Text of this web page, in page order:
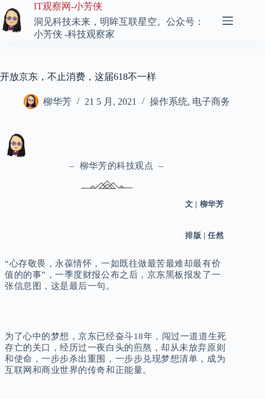
至
内
IT观察网-小芳侠
洞见科技未来，明眸互联星空。公众号：
小芳侠 -科技观察家
开放京东，不止消费，这届618不一样
柳华芳 21 5 月, 2021 操作系统, 电子商务
– 柳华芳的科技观点–
文 | 柳华芳
排版 | 任然
“心存敬畏，永葆情怀，一如既往做最苦最难却最有价
值的的事”，一季度财报公布之后，京东黑板报发了一
张信息图，这是最后一句。
为了心中的梦想，京东已经奋斗18年，闯过一道道生死
存亡的关口，经历过一夜白头的煎熬，却从未放弃原则
和使命，一步步杀出重围，一步步兑现梦想清单，成为
互联网和商业世界的传奇和正能量。